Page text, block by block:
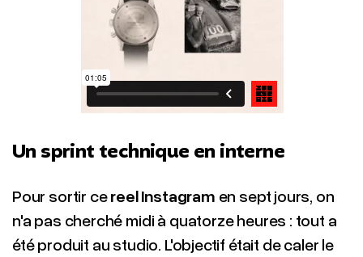
Un sprint technique en interne
Pour sortir cereel Instagram en sept jours, on
n'a pas cherché midi à quatorze heures : tout a
été produit au studio. L'objectif était de caler le